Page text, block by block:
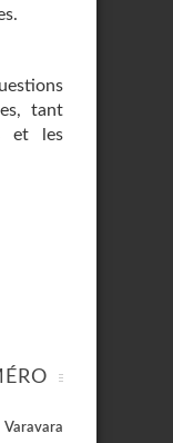
tant
et les